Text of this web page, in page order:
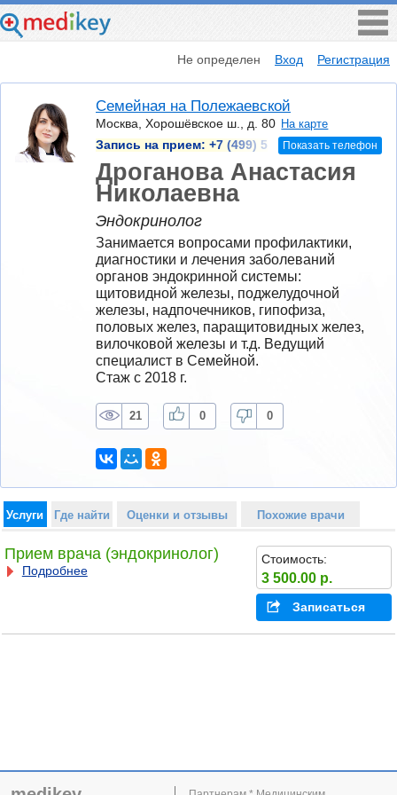
Не определен Вход Регистрация
Семейная на Полежаевской
Москва, Хорошёвское ш., д. 80 На карте
Запись на прием: +7 (499) 5 Показать телефон
Дроганова Анастасия
Николаевна
Эндокринолог
Занимается вопросами профилактики,
диагностики и лечения заболеваний
органов эндокринной системы:
щитовидной железы, поджелудочной
железы, надпочечников, гипофиза,
половых желез, паращитовидных желез,
вилочковой железы и т.д. Ведущий
специалист в Семейной.
Стаж с 2018 г.
21 0 0
Услуги Где найти Оценки и отзывы Похожие врачи
Прием врача (эндокринолог)
Подробнее
Стоимость:
3 500.00 р.
Записаться